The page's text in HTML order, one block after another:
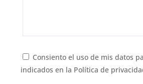
Consiento el uso de mis datos
indicados en la Política de